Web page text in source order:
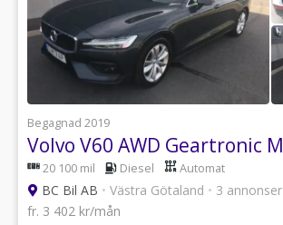
Begagnad 2019
20 100 mil Diesel Automat
BC Bil AB • Västra Götaland • 3 annonser
fr. 3 402 kr/mån